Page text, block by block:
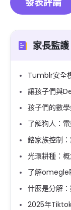
家長監護
Tumblr安全
讓孩子們與
孩子們的數
了解狗人：
鉻家族控制
光環耕種：
了解omegle
什麼是分解
2025年